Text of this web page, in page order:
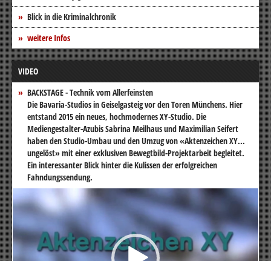
Blick in die Kriminalchronik
weitere Infos
VIDEO
BACKSTAGE - Technik vom Allerfeinsten
Die Bavaria-Studios in Geiselgasteig vor den Toren Münchens. Hier
entstand 2015 ein neues, hochmodernes XY-Studio. Die
Mediengestalter-Azubis Sabrina Meilhaus und Maximilian Seifert
haben den Studio-Umbau und den Umzug von «Aktenzeichen XY...
ungelöst» mit einer exklusiven Bewegtbild-Projektarbeit begleitet.
Ein interessanter Blick hinter die Kulissen der erfolgreichen
Fahndungssendung.
Video-
Player